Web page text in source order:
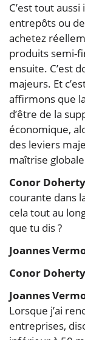
C’est tout
entrepôts ou
achetez
produits semi-
ensuite. C’est
majeurs. Et
affirmons que
d’être de la
économique,
des leviers
maîtrise
Conor Doherty
courante dans
cela tout au
que tu dis ?
Joannes
Conor Doherty
Joannes
Lorsque j’ai
entreprises,